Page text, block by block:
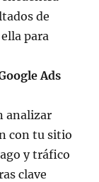
de
para
Ads
analizar
con tu sitio
y tráfico
clave